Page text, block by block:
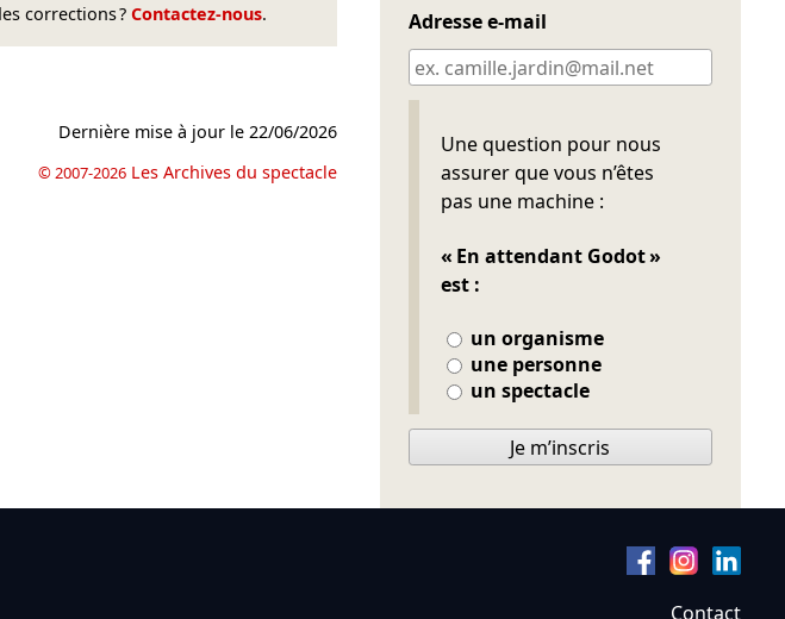
corrections ? Contactez-nous.
Dernière mise à jour le22/06/2026
© 2007-2026 Les Archives du spectacle
Adresse e-mail
Une question pour nous
assurer que vous n’êtes
pas une machine :
« En attendant Godot »
est :
un organisme
une personne
un spectacle
Ne pas remplir
Je m’inscris
Contact